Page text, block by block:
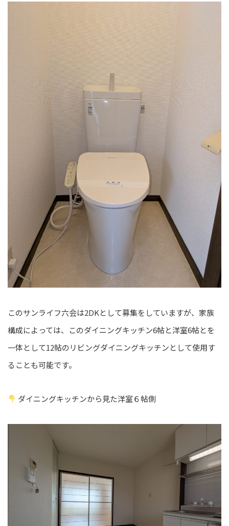
このサンライフ六会は2DKとして募集をしていますが、家族
構成によっては、このダイニングキッチン6帖と洋室6帖とを
一体として12帖のリビングダイニングキッチンとして使用す
ることも可能です。
ダイニングキッチンから見た洋室６帖側